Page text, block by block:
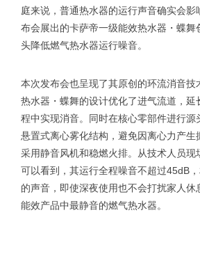
庭来说，普通热水器的运行声音确实会影
布会展出的卡萨帝一级能效热水器・蝶舞
头降低燃气热水器运行噪音。
本次发布会也呈现了其原创的环流消音技
热水器・蝶舞的设计优化了进气流道，延
程中实现消音。同时在核心零部件进行源
悬置式离心雾化结构，避免因离心力产生
采用静音风机和稳燃火排。从技术人员现
可以看到，其运行全程噪音不超过45dB
的声音，即使深夜使用也不会打扰家人休
能效产品中最静音的燃气热水器。